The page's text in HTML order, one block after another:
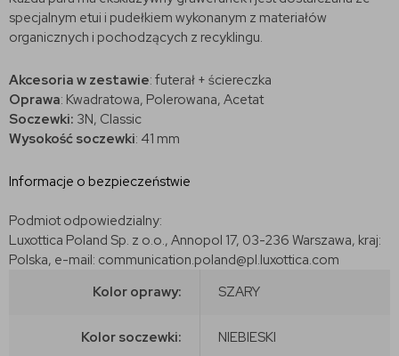
specjalnym etui i pudełkiem wykonanym z materiałów
organicznych i pochodzących z recyklingu.
Akcesoria w zestawie: futerał + ściereczka
Oprawa: Kwadratowa, Polerowana, Acetat
Soczewki: 3N, Classic
Wysokość soczewki: 41 mm
Informacje o bezpieczeństwie
Podmiot odpowiedzialny:
Luxottica Poland Sp. z o.o., Annopol 17, 03-236 Warszawa, kraj:
Polska, e-mail: communication.poland@pl.luxottica.com
Kolor oprawy:
SZARY
Kolor soczewki: NIEBIESKI